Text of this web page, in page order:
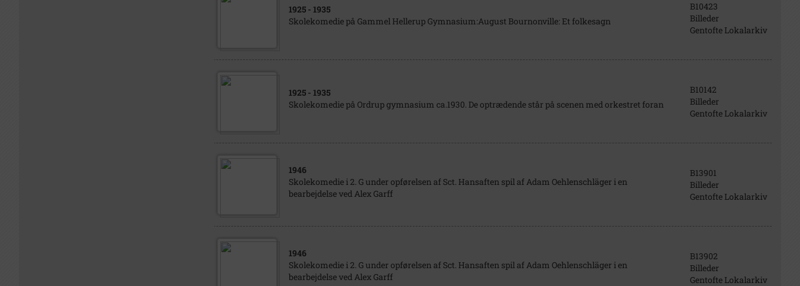
1925 - 1935
Skolekomedie på Gammel Hellerup Gymnasium:August Bournonville: Et folkesagn
B10423
Billeder
Gentofte Lokalarkiv
1925 - 1935
Skolekomedie på Ordrup gymnasium ca.1930. De optrædende står på scenen med orkestret foran
B10142
Billeder
Gentofte Lokalarkiv
1946
Skolekomedie i 2. G under opførelsen af Sct. Hansaften spil af Adam Oehlenschläger i en
bearbejdelse ved Alex Garff
B13901
Billeder
Gentofte Lokalarkiv
1946
Skolekomedie i 2. G under opførelsen af Sct. Hansaften spil af Adam Oehlenschläger i en
bearbejdelse ved Alex Garff
B13902
Billeder
Gentofte Lokalarkiv